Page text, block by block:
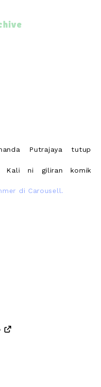
Putrajaya tutup
Kali ni giliran komik
di Carousell.